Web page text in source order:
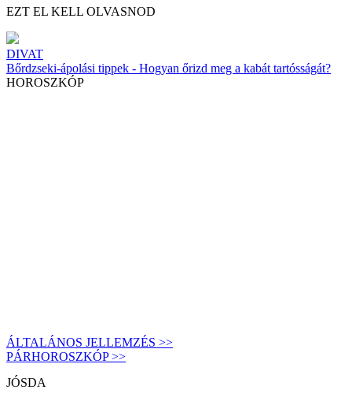
EZT EL KELL OLVASNOD
DIVAT
Bőrdzseki-ápolási tippek - Hogyan őrizd meg a kabát tartósságát?
HOROSZKÓP
ÁLTALÁNOS JELLEMZÉS >>
PÁRHOROSZKÓP >>
JÓSDA